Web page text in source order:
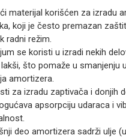
materijal korišćen za izradu
koji je često premazan
radni režim.
se koristi u izradi nekih
što pomaže u
amortizera.
za izradu zaptivača i donjih
apsorpciju udaraca i
deo amortizera sadrži ulje